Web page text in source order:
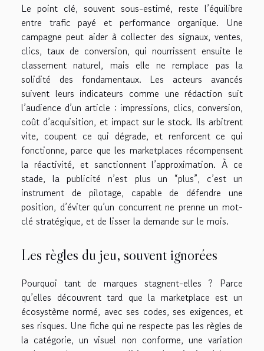
Le point clé, souvent sous-estimé, reste l’équilibre
entre trafic payé et performance organique. Une
campagne peut aider à collecter des signaux, ventes,
clics, taux de conversion, qui nourrissent ensuite le
classement naturel, mais elle ne remplace pas la
solidité des fondamentaux. Les acteurs avancés
suivent leurs indicateurs comme une rédaction suit
l’audience d’un article : impressions, clics, conversion,
coût d’acquisition, et impact sur le stock. Ils arbitrent
vite, coupent ce qui dégrade, et renforcent ce qui
fonctionne, parce que les marketplaces récompensent
la réactivité, et sanctionnent l’approximation. À ce
stade, la publicité n’est plus un “plus”, c’est un
instrument de pilotage, capable de défendre une
position, d’éviter qu’un concurrent ne prenne un mot-
clé stratégique, et de lisser la demande sur le mois.
Les règles du jeu, souvent ignorées
Pourquoi tant de marques stagnent-elles ? Parce
qu’elles découvrent tard que la marketplace est un
écosystème normé, avec ses codes, ses exigences, et
ses risques. Une fiche qui ne respecte pas les règles de
la catégorie, un visuel non conforme, une variation